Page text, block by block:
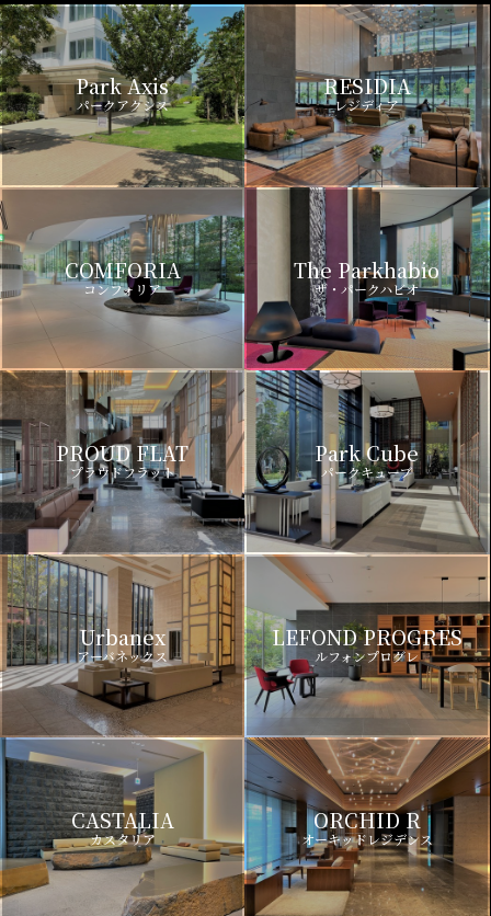
Park Axis
パークアクシス
RESIDIA
レジディア
COMFORIA
コンフォリア
The Parkhabio
ザ・パークハビオ
PROUD FLAT
プラウドフラット
Park Cube
パークキューブ
Urbanex
アーバネックス
LEFOND PROGRES
ルフォンプログレ
CASTALIA
カスタリア
ORCHID R
オーキッドレジデンス